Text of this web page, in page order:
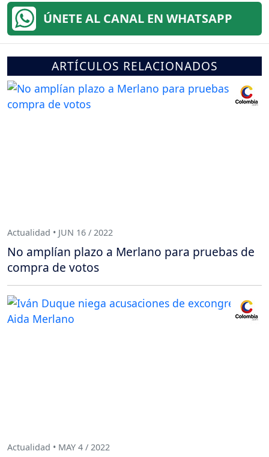
ÚNETE AL CANAL EN WHATSAPP
ARTÍCULOS RELACIONADOS
Actualidad • JUN 16 / 2022
No amplían plazo a Merlano para pruebas de
compra de votos
Actualidad • MAY 4 / 2022